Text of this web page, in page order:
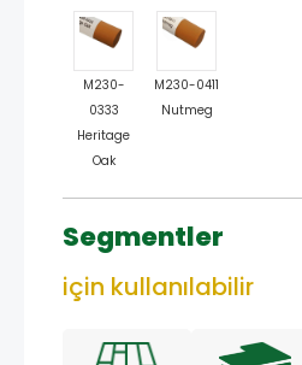
M230-
0333
Heritage
Oak
M230-0411
Nutmeg
Segmentler
için kullanılabilir